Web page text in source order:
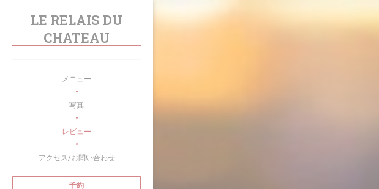
LE RELAIS DU
CHATEAU
メニュー
写真
レビュー
アクセス/お問い合わせ
予約